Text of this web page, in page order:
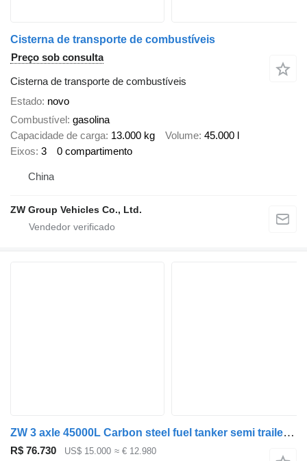
Cisterna de transporte de combustíveis
Preço sob consulta
Cisterna de transporte de combustíveis
Estado novo
Combustível gasolina
Capacidade de carga 13.000 kg Volume 45.000 l
Eixos 3 0 compartimento
China
ZW Group Vehicles Co., Ltd.
ZW 3 axle 45000L Carbon steel fuel tanker semi trailer for Saudi
R$ 76.730 US$ 15.000 ≈ € 12.980